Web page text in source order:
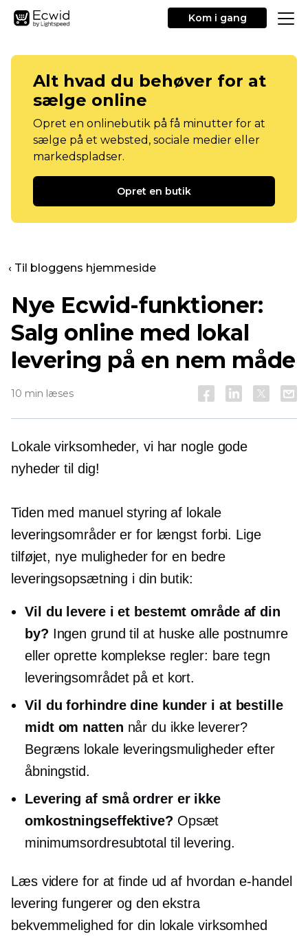
Kom i gang
Alt hvad du behøver for at
sælge online
Opret en onlinebutik på få minutter for at
sælge på et websted, sociale medier eller
markedspladser.
Opret en butik
‹ Til bloggens hjemmeside
Nye Ecwid-funktioner:
Salg online med lokal
levering på en nem måde
10 min læses
Lokale virksomheder, vi har nogle gode
nyheder til dig!
Tiden med manuel styring af lokale
leveringsområder er for længst forbi. Lige
tilføjet, nye muligheder for en bedre
leveringsopsætning i din butik:
Vil du levere i et bestemt område af din
by? Ingen grund til at huske alle postnumre
eller oprette komplekse regler: bare tegn
leveringsområdet på et kort.
Vil du forhindre dine kunder i at bestille
midt om natten når du ikke leverer?
Begræns lokale leveringsmuligheder efter
åbningstid.
Levering af små ordrer er ikke
omkostningseffektive? Opsæt
minimumsordresubtotal til levering.
Læs videre for at finde ud af hvordane-handel
levering fungerer og den ekstra
bekvemmelighed for din lokale virksomhed